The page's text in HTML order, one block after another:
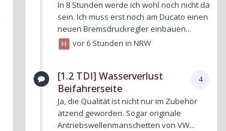
In 8 Stunden werde ich wohl noch nicht da
sein. Ich muss erst noch am Ducato einen
neuen Bremsdruckregler einbauen...
vor 6 Stunden inNRW
4
[1.2 TDI] Wasserverlust
Beifahrerseite
Ja, die Qualität ist nicht nur im Zubehör
ätzend geworden. Sogar originale
Antriebswellenmanschetten von VW...